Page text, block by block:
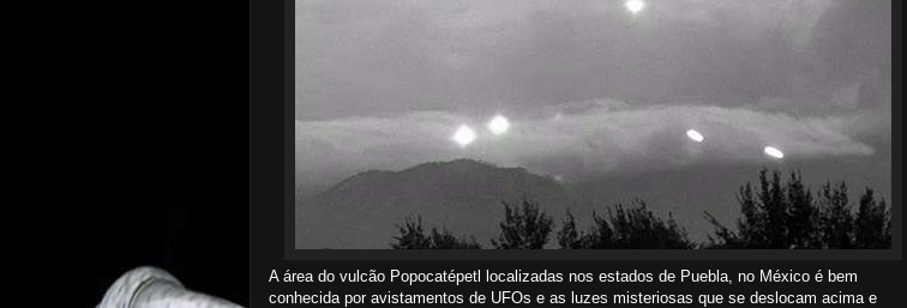
A área do vulcão Popocatépetl localizadas nos estados de Puebla, no México é bem
conhecida por avistamentos de UFOs e as luzes misteriosas que se deslocam acima e